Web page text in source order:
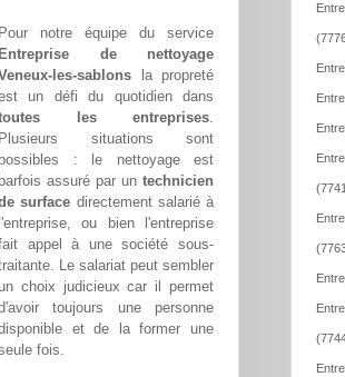
Pour notre équipe du service
Entreprise de nettoyage
les-sablons la propreté
un défi du quotidien dans
les entreprises.
Plusieurs situations sont
possibles : le nettoyage est
parfois assuré par un technicien
surface directement salarié à
l'entreprise, ou bien l'entreprise
appel à une société sous-
Le salariat peut sembler
choix judicieux car il permet
toujours une personne
et de la former une
fois.